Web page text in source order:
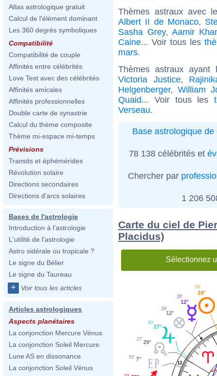
Atlas astrologique gratuit
Calcul de l'élément dominant
Les 360 degrés symboliques
Compatibilité
Compatibilité de couple
Affinités entre célébrités
Love Test avec des célébrités
Affinités amicales
Affinités professionnelles
Double carte de synastrie
Calcul du thème composite
Thème mi-espace mi-temps
Prévisions
Transits et éphémérides
Révolution solaire
Directions secondaires
Directions d'arcs solaires
Bases de l'astrologie
Introduction à l'astrologie
L'utilité de l'astrologie
Astro sidérale ou tropicale ?
Le signe du Bélier
Le signe du Taureau
+ Voir tous les articles
Articles astrologiques
Aspects planétaires
La conjonction Mercure Vénus
La conjonction Soleil Mercure
Lune AS en dissonance
La conjonction Soleil Vénus
Thèmes astraux avec
Albert II de Monaco,
Sasha Grey, Aamir
Caine... Voir tous les
mars.
Thèmes astraux
Victoria Justice,
Helgenberger, William
Quaid... Voir tous les
Verseau.
Base astrologique de
78 138 célébrités et
Chercher par
1 206
Carte du ciel de
Placidus)
Sélectionnez
12
24°
01'
12°
20'
12°
29'
27°
30'
29°
17'
7°
52'